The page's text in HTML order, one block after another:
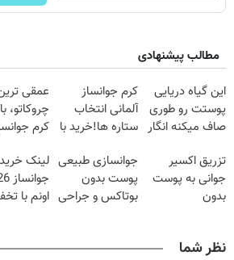
مطالب پیشنهادی
این گیاه دریایی
پوستت رو طوری
صاف میکنه انگار
شدی🔥
کرم جوانساز
آلمانی انتخاب
ستاره ها!خرید با
عمقی
چروکاتو،
کرم
تخفیف
فوری)
تزریق اکسیر
جوانی به پوست
بدون
جوانسازی طبیعی
پوست بدون
بوتاکس و جراحی
لینک
اونم با
نظر شما